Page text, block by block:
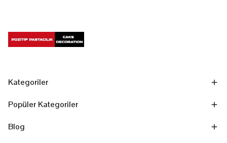
Kategoriler
Popüler Kategoriler
Blog